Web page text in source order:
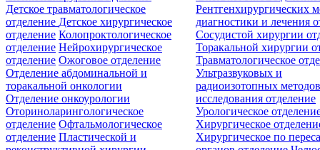
Детское травматологическое
отделение Детское хирургическое
отделение Колопроктологическое
отделение Нейрохирургическое
отделение Ожоговое отделение
Отделение абдоминальной и
торакальной онкологии
Отделение онкоурологии
Оториноларингологическое
отделение Офтальмологическое
отделение Пластической и
Рентгенхирургических
диагностики и лечения
Сосудистой хирургии
Торакальной хирургии
Травматологическое
Ультразвуковых и
радиоизотопных
исследования отделение
Урологическое
Хирургическое
Хирургическое по